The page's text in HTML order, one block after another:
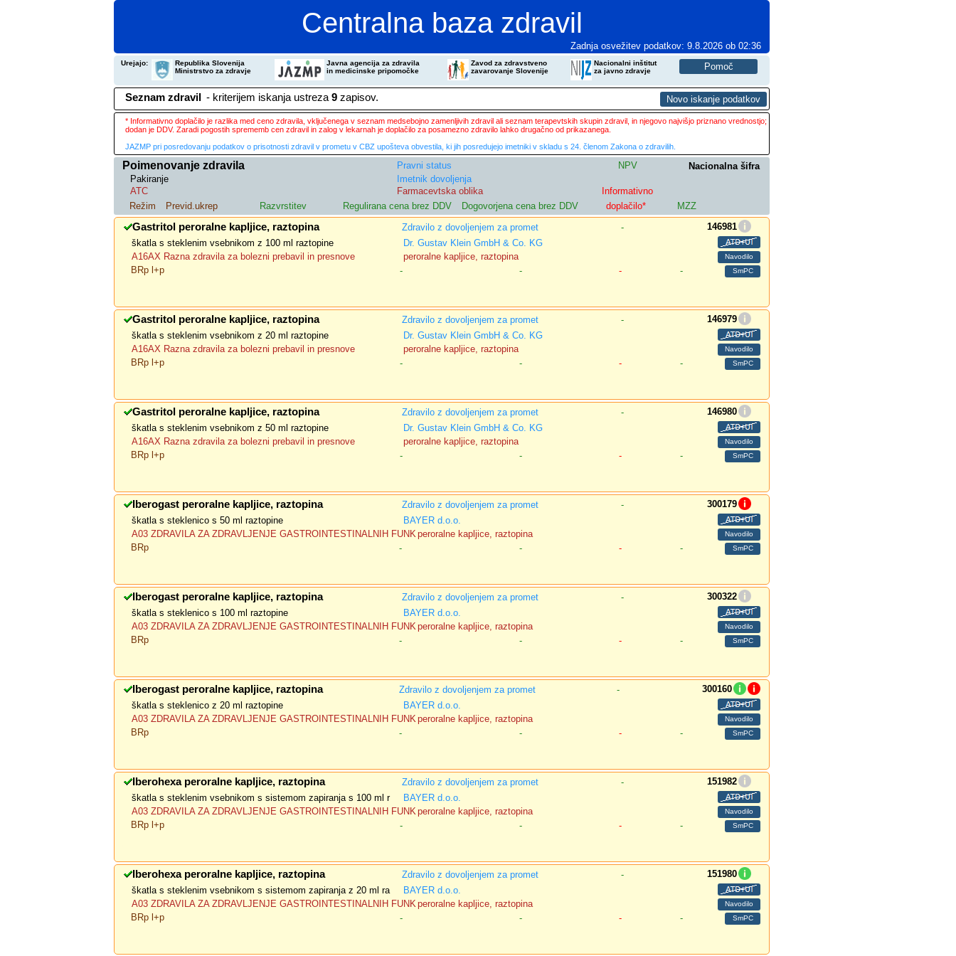
Centralna baza zdravil
Zadnja osvežitev podatkov: 9.8.2026 ob 02:36
Urejajo:
Republika Slovenija
Ministrstvo za zdravje
Javna agencija za zdravila
in medicinske pripomočke
Zavod za zdravstveno
zavarovanje Slovenije
Nacionalni inštitut
za javno zdravje
Seznam zdravil - kriterijem iskanja ustreza 9 zapisov.
* Informativno doplačilo je razlika med ceno zdravila, vključenega v seznam medsebojno zamenljivih zdravil ali seznam terapevtskih skupin zdravil, in njegovo najvišjo priznano vrednostjo;
dodan je DDV. Zaradi pogostih sprememb cen zdravil in zalog v lekarnah je doplačilo za posamezno zdravilo lahko drugačno od prikazanega.
JAZMP pri posredovanju podatkov o prisotnosti zdravil v prometu v CBZ upošteva obvestila, ki jih posredujejo imetniki v skladu s 24. členom Zakona o zdravilih.
Poimenovanje zdravila Pravni status NPV
Nacionalna šifra
Pakiranje
Imetnik dovoljenja
ATC
Farmacevtska oblika
Informativno
Režim
Previd.ukrep Razvrstitev Regulirana cena brez DDV Dogovorjena cena brez DDV doplačilo* MZZ
Gastritol peroralne kapljice, raztopina Zdravilo z dovoljenjem za promet -
146981
škatla s steklenim vsebnikom z 100 ml raztopine
Dr. Gustav Klein GmbH & Co. KG
A16AX Razna zdravila za bolezni prebavil in presnove
peroralne kapljice, raztopina
BRp l+p
- - - -
Gastritol peroralne kapljice, raztopina Zdravilo z dovoljenjem za promet -
146979
škatla s steklenim vsebnikom z 20 ml raztopine
Dr. Gustav Klein GmbH & Co. KG
A16AX Razna zdravila za bolezni prebavil in presnove
peroralne kapljice, raztopina
BRp l+p
- - - -
Gastritol peroralne kapljice, raztopina Zdravilo z dovoljenjem za promet -
146980
škatla s steklenim vsebnikom z 50 ml raztopine
Dr. Gustav Klein GmbH & Co. KG
A16AX Razna zdravila za bolezni prebavil in presnove
peroralne kapljice, raztopina
BRp l+p
- - - -
Iberogast peroralne kapljice, raztopina Zdravilo z dovoljenjem za promet -
300179
škatla s steklenico s 50 ml raztopine
BAYER d.o.o.
A03 ZDRAVILA ZA ZDRAVLJENJE GASTROINTESTINALNIH FUNKperoralne kapljice, raztopina
BRp
- - - -
Iberogast peroralne kapljice, raztopina Zdravilo z dovoljenjem za promet -
300322
škatla s steklenico s 100 ml raztopine
BAYER d.o.o.
A03 ZDRAVILA ZA ZDRAVLJENJE GASTROINTESTINALNIH FUNKperoralne kapljice, raztopina
BRp
- - - -
Iberogast peroralne kapljice, raztopina Zdravilo z dovoljenjem za promet -
300160
škatla s steklenico z 20 ml raztopine
BAYER d.o.o.
A03 ZDRAVILA ZA ZDRAVLJENJE GASTROINTESTINALNIH FUNKperoralne kapljice, raztopina
BRp
- - - -
Iberohexa peroralne kapljice, raztopina Zdravilo z dovoljenjem za promet -
151982
škatla s steklenim vsebnikom s sistemom zapiranja s 100 ml r
BAYER d.o.o.
A03 ZDRAVILA ZA ZDRAVLJENJE GASTROINTESTINALNIH FUNKperoralne kapljice, raztopina
BRp l+p
- - - -
Iberohexa peroralne kapljice, raztopina Zdravilo z dovoljenjem za promet -
151980
škatla s steklenim vsebnikom s sistemom zapiranja z 20 ml ra
BAYER d.o.o.
A03 ZDRAVILA ZA ZDRAVLJENJE GASTROINTESTINALNIH FUNKperoralne kapljice, raztopina
BRp l+p
- - - -